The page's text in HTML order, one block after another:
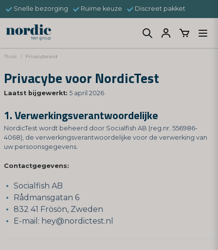
Snelle bezorging Ruime keuze Discreet pakket
Thuis Privacybeleid
Privacybe voor NordicTest
Laatst bijgewerkt: 5 april 2026
1. Verwerkingsverantwoordelijke
NordicTest wordt beheerd door Socialfish AB (reg.nr. 556986-
4068), de verwerkingsverantwoordelijke voor de verwerking van
uw persoonsgegevens.
Contactgegevens:
Socialfish AB
Rådmansgatan 6
832 41 Frösön, Zweden
E-mail: hey@nordictest.nl